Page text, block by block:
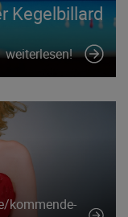
Kegelbillard
weiterlesen!
kommende-